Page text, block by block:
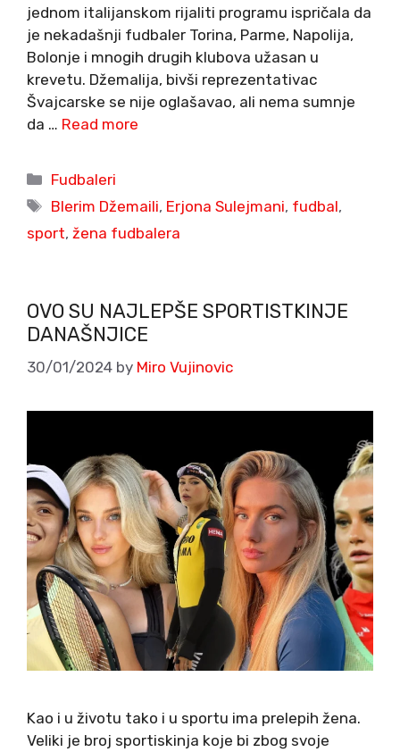
jednom italijanskom rijaliti programu ispričala da
je nekadašnji fudbaler Torina, Parme, Napolija,
Bolonje i mnogih drugih klubova užasan u
krevetu. Džemalija, bivši reprezentativac
Švajcarske se nije oglašavao, ali nema sumnje
da … Read more
Categories
Fudbaleri
Tags
Blerim Džemaili, Erjona Sulejmani, fudbal,
sport, žena fudbalera
OVO SU NAJLEPŠE SPORTISTKINJE
DANAŠNJICE
30/01/2024 by Miro Vujinovic
Kao i u životu tako i u sportu ima prelepih žena.
Veliki je broj sportiskinja koje bi zbog svoje